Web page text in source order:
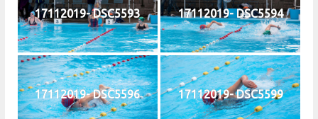
17112019- DSC5593 17112019- DSC5594
17112019- DSC5596 17112019- DSC5599